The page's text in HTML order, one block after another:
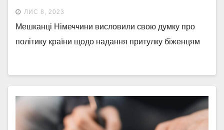
ЛИС 8, 2023
Мешканці Німеччини висловили свою думку про
політику країни щодо надання притулку біженцям